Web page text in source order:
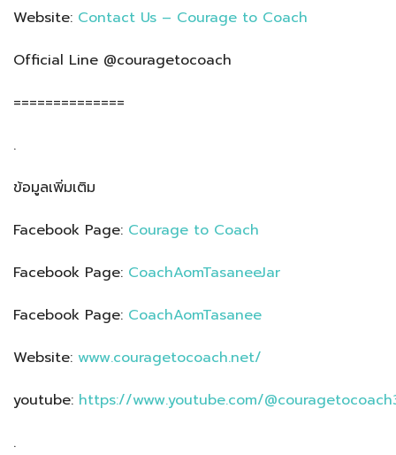
Website: Contact Us – Courage to Coach
Official Line @couragetocoach
==============
.
ข้อมูลเพิ่มเติม
Facebook Page: Courage to Coach
Facebook Page: CoachAomTasaneeJar
Facebook Page: CoachAomTasanee
Website: www.couragetocoach.net/
youtube: https://www.youtube.com/
.